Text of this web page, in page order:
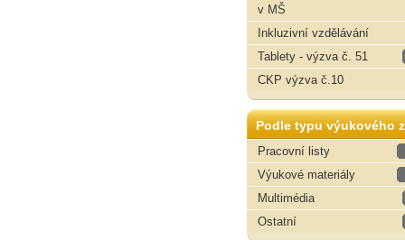
v MŠ
Inkluzivní vzdělávání
Tablety - výzva č. 51
CKP výzva č.10
Podle typu výukového
Pracovní listy
Výukové materiály
Multimédia
Ostatní